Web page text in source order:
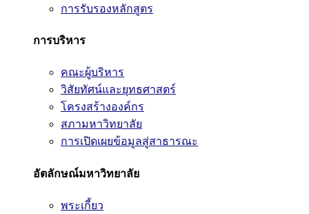
การรับรองหลักสูตร
การบริหาร
คณะผู้บริหาร
วิสัยทัศน์และยุทธศาสตร์
โครงสร้างองค์กร
สภามหาวิทยาลัย
การเปิดเผยข้อมูลสู่สาธารณะ
อัตลักษณ์มหาวิทยาลัย
พระเกี้ยว